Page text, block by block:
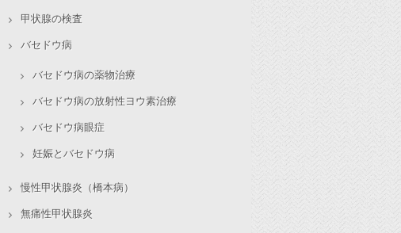
甲状腺の検査
バセドウ病
バセドウ病の薬物治療
バセドウ病の放射性ヨウ素治療
バセドウ病眼症
妊娠とバセドウ病
慢性甲状腺炎（橋本病）
無痛性甲状腺炎